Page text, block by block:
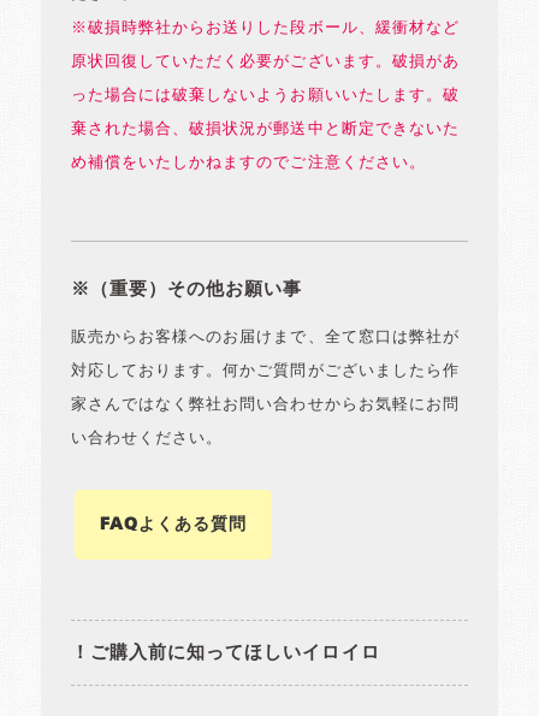
※破損時弊社からお送りした段ボール、緩衝材など
原状回復していただく必要がございます。破損があ
った場合には破棄しないようお願いいたします。破
棄された場合、破損状況が郵送中と断定できないた
め補償をいたしかねますのでご注意ください。
※（重要）その他お願い事
販売からお客様へのお届けまで、全て窓口は弊社が
対応しております。何かご質問がございましたら作
家さんではなく弊社お問い合わせからお気軽にお問
い合わせください。
FAQよくある質問
！ご購入前に知ってほしいイロイロ